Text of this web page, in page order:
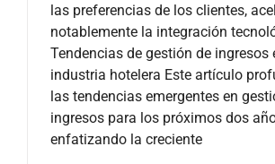
las preferencias de los clientes,
notablemente la integración
Tendencias de gestión de ingresos
industria hotelera Este artículo
las tendencias emergentes en
ingresos para los próximos dos
enfatizando la creciente